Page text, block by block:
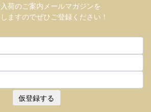
荷のご案内メールマガジンを
ますのでぜひご登録ください！
仮登録する